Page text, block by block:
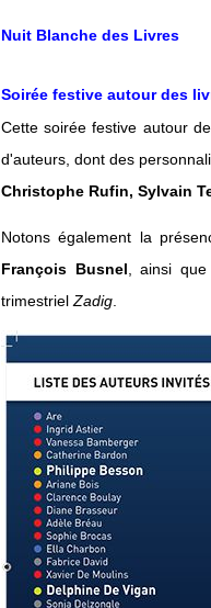
Nuit Blanche des Livres
Soirée festive autour des
Cette soirée festive autour
d'auteurs, dont des
Christophe Rufin, Sylvain
Notons également la
François Busnel , ainsi
trimestriel Zadig